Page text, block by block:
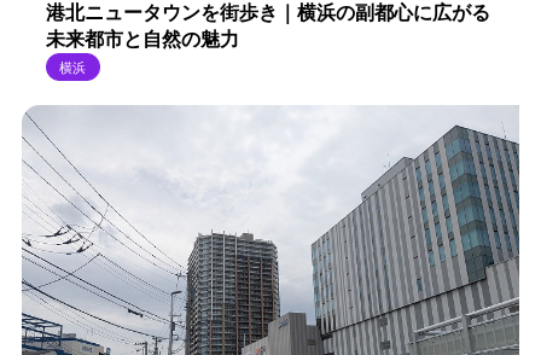
港北ニュータウンを街歩き｜横浜の副都心に広がる
未来都市と自然の魅力
横浜